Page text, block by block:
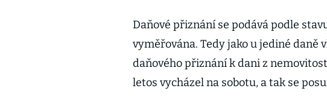
Daňové přiznání se podává podle
vyměřována. Tedy jako u jediné
daňového přiznání k dani z
letos vycházel na sobotu, a tak se